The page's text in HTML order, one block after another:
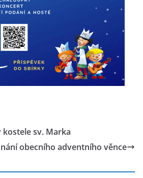
sv. Marka
obecního adventního věnce